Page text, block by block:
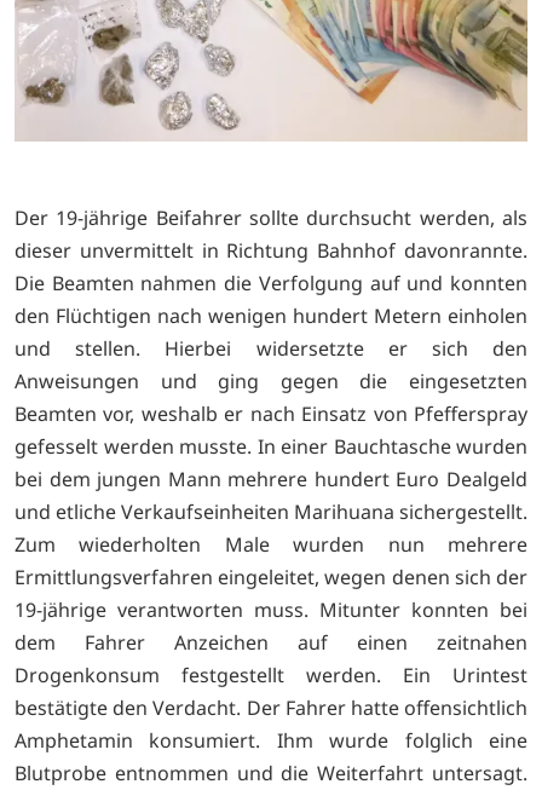
Der 19-jährige Beifahrer sollte durchsucht werden, als
dieser unvermittelt in Richtung Bahnhof davonrannte.
Die Beamten nahmen die Verfolgung auf und konnten
den Flüchtigen nach wenigen hundert Metern einholen
und stellen. Hierbei widersetzte er sich den
Anweisungen und ging gegen die eingesetzten
Beamten vor, weshalb er nach Einsatz von Pfefferspray
gefesselt werden musste. In einer Bauchtasche wurden
bei dem jungen Mann mehrere hundert Euro Dealgeld
und etliche Verkaufseinheiten Marihuana sichergestellt.
Zum wiederholten Male wurden nun mehrere
Ermittlungsverfahren eingeleitet, wegen denen sich der
19-jährige verantworten muss. Mitunter konnten bei
dem Fahrer Anzeichen auf einen zeitnahen
Drogenkonsum festgestellt werden. Ein Urintest
bestätigte den Verdacht. Der Fahrer hatte offensichtlich
Amphetamin konsumiert. Ihm wurde folglich eine
Blutprobe entnommen und die Weiterfahrt untersagt.